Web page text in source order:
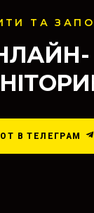
ТА
В ТЕЛЕГРАМ